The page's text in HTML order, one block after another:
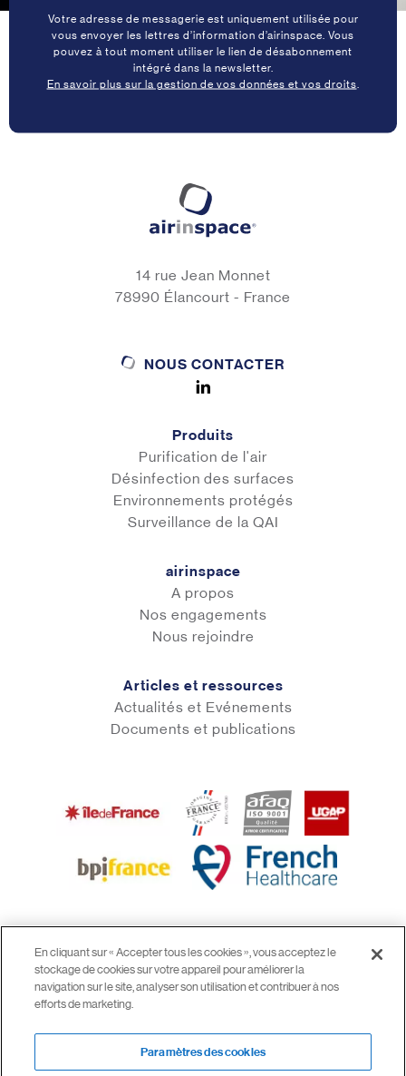
Votre adresse de messagerie est uniquement utilisée pour
vous envoyer les lettres d’information d’airinspace. Vous
pouvez à tout moment utiliser le lien de désabonnement
intégré dans la newsletter.
En savoir plus sur la gestion de vos données et vos droits
14 rue Jean Monnet
78990 Élancourt - France
NOUS CONTACTER
Produits
Purification de l'air
Désinfection des surfaces
Environnements protégés
Surveillance de la QAI
airinspace
A propos
Nos engagements
Nous rejoindre
Articles et ressources
Actualités et Evénements
Documents et publications
© 2026 airinspace
Confidentialité
Paramètres des cookies
En cliquant sur « Accepter tous les cookies », vous acceptez le
stockage de cookies sur votre appareil pour améliorer la
navigation sur le site, analyser son utilisation et contribuer à nos
efforts de marketing.
Paramètres des cookies